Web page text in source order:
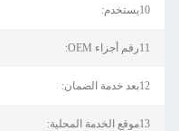
10يستخدم:
11رقم أجزاء OEM:
12بعد خدمة الضمان:
13موقع الخدمة المحلية: